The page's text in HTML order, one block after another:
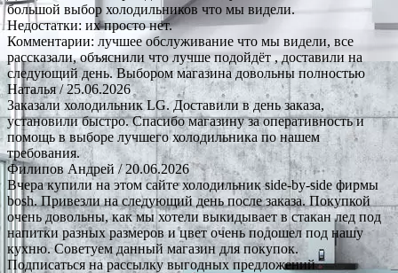
большой выбор холодильников что мы видели.
Недостатки: их просто нет.
Комментарии: лучшее обслуживание что мы видели, все
рассказали, объяснили что лучше подойдёт , доставили на
следующий день. Выбором магазина довольны полностью
Наталья/ 25.06.2026
Заказали холодильник LG. Доставили в день заказа,
установили быстро. Спасибо магазину за оперативность и
помощь в выборе лучшего холодильника по нашем
требования.
Филипов Андрей/ 20.06.2026
Вчера купили на этом сайте холодильник side-by-side фирмы
bosh. Привезли на следующий день после заказа. Покупкой
очень довольны, как мы хотели выкидывает в стакан лед под
напитки разных размеров и цвет очень подошел под нашу
кухню. Советуем данный магазин для покупок.
Подписаться на рассылку выгодных предложений